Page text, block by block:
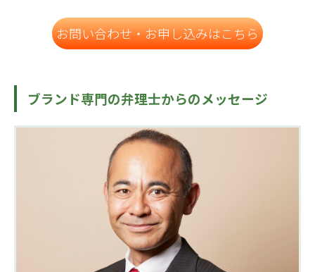
お問い合わせ・お申し込みはこちら
ブランド専門の弁理士からのメッセージ